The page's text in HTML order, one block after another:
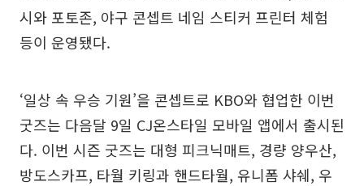
시와 포토존, 야구 콘셉트 네임 스티커 프린터 체험
등이 운영됐다.
‘일상 속 우승 기원’을 콘셉트로 KBO와 협업한 이번
굿즈는 다음달 9일 CJ온스타일 모바일 앱에서 출시된
다. 이번 시즌 굿즈는 대형 피크닉매트, 경량 양우산,
방도스카프, 타월 키링과 핸드타월, 유니폼 샤쉐, 우